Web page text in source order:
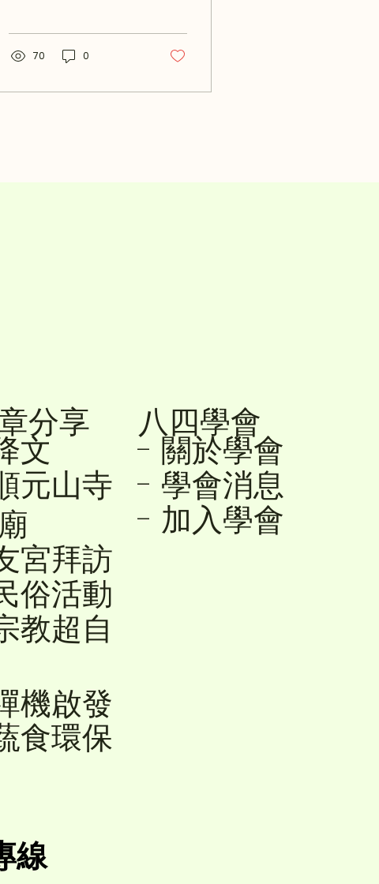
持 人：林理事長家瑋 出
事、柳志昇常務理事、劉
70 0
分享 八四學會
文
元山寺
宮拜訪
俗活動
教超自
機啟發
食環保
- 關於學會
- 學會消息
- 加入學會
線